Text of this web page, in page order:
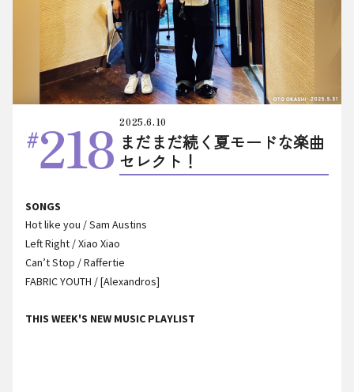
218 2025.6.10
まだまだ続く夏モードな楽曲
セレクト！
SONGS
Hot like you / Sam Austins
Left Right / Xiao Xiao
Can’t Stop / Raffertie
FABRIC YOUTH / [Alexandros]
THIS WEEK'S NEW MUSIC PLAYLIST